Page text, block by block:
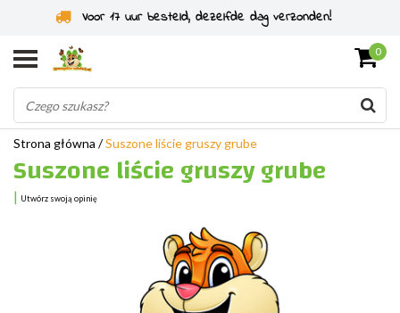
Voor 17 uur besteld, dezelfde dag verzonden!
0
Strona główna /Suszone liście gruszy grube
Suszone liście gruszy grube
| Utwórz swoją opinię